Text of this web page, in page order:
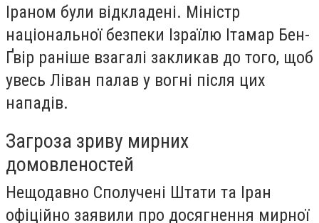
Іраном були відкладені. Міністр
національної безпеки Ізраїлю Ітамар Бен-
Ґвір раніше взагалі закликав до того, щоб
увесь Ліван палав у вогні після цих
нападів.
Загроза зриву мирних
домовленостей
Нещодавно Сполучені Штати та Іран
офіційно заявили про досягнення мирної